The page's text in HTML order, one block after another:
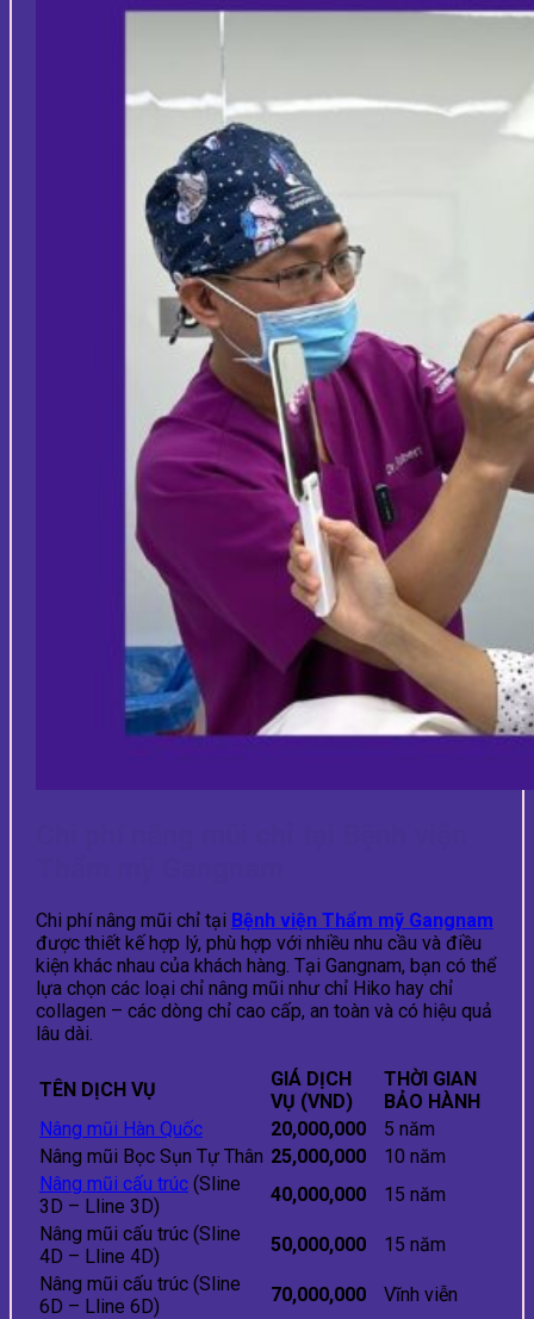
Chi phí nâng mũi chỉ tại Bệnh viện Thẩm mỹ Gangnam
được thiết kế hợp lý, phù hợp với nhiều nhu cầu và điều
kiện khác nhau của khách hàng. Tại Gangnam, bạn có thể
lựa chọn các loại chỉ nâng mũi như chỉ Hiko hay chỉ
collagen – các dòng chỉ cao cấp, an toàn và có hiệu quả
lâu dài.
TÊN DỊCH VỤ
GIÁ DỊCH
VỤ (VND)
THỜI GIAN
BẢO HÀNH
Nâng mũi Hàn Quốc
20,000,000
5 năm
Nâng mũi Bọc Sụn Tự Thân 25,000,000
10 năm
Nâng mũi cấu trúc (Sline
3D – Lline 3D)
40,000,000
15 năm
Nâng mũi cấu trúc (Sline
4D – Lline 4D)
50,000,000
15 năm
Nâng mũi cấu trúc (Sline
6D – Lline 6D)
70,000,000
Vĩnh viễn